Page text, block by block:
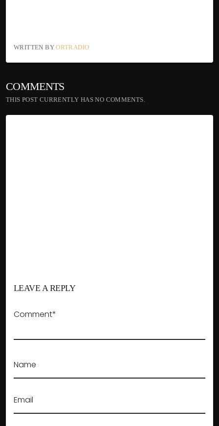
WRITTEN BYORTRADIO
COMMENTS
THIS POST CURRENTLY HAS NO COMMENTS.
LEAVE A REPLY
Comment*
Name
Email